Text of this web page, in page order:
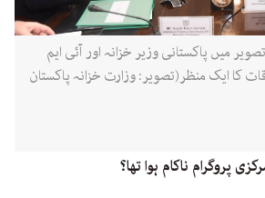
کی اس تصویر میں پاکستانی وزیر خزانہ اور آئی ایم
کا ایک منظر(تصویر: وزارت خزانہ پاکستان
پروگرام ناکام ہوا تھا؟